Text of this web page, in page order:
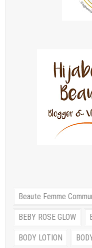
Beaute Femme
BEBY ROSE GLOW
BODY LOTION